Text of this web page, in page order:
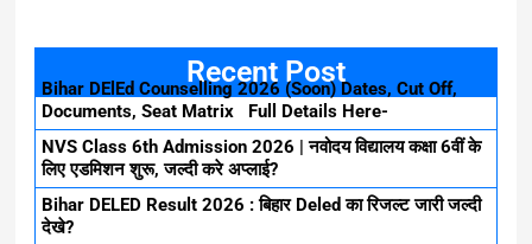
Recent Post
Bihar DElEd Counselling 2026 (Soon) Dates, Cut Off,
Documents, Seat Matrix Full Details Here-
NVS Class 6th Admission 2026 | नवोदय विद्यालय कक्षा 6वीं के
लिए एडमिशन शुरू, जल्दी करे अप्लाई?
Bihar DELED Result 2026 : बिहार Deled का रिजल्ट जारी जल्दी
देखे?